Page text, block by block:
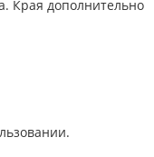
Края дополнительно